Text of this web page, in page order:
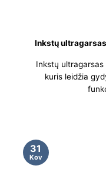
Inkstų
Inkstų
kuris leidžia
31
Kov